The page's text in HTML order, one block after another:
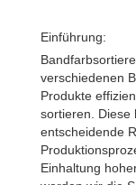
Einführung:
verschiedenen
Produkte
sortieren. Diese
entscheidende
Einhaltung